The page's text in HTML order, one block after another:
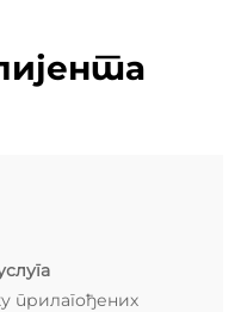
прилагођених